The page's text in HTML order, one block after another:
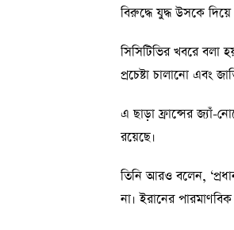
বিরুদ্ধে যুদ্ধ উসকে
সিসিটিভির খবরে বলা
প্রচেষ্টা চালানো এবং
এ ছাড়া ফ্রান্সের জ্যাঁ-
রয়েছে।
তিনি আরও বলেন,
না। ইরানের